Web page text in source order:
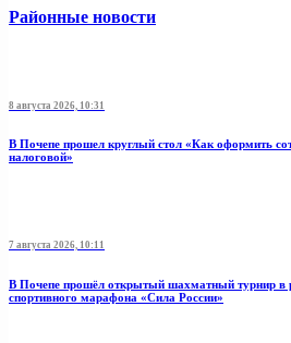
Районные новости
8 августа 2026, 10:31
В Почепе прошел круглый стол «Как оформить
налоговой»
7 августа 2026, 10:11
В Почепе прошёл открытый шахматный турнир в
спортивного марафона «Сила России»